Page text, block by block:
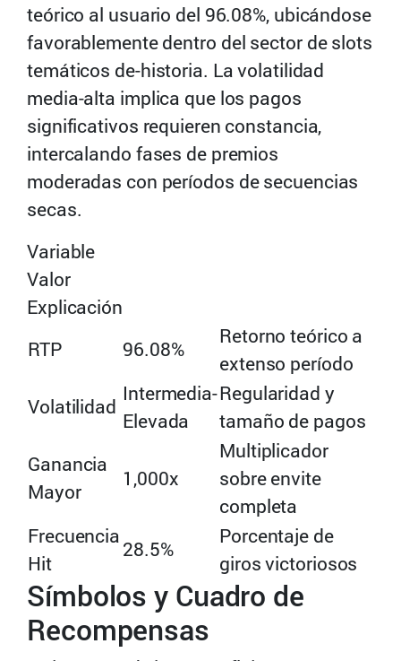
teórico al usuario del 96.08%, ubicándose
favorablemente dentro del sector de slots
temáticos de-historia. La volatilidad
media-alta implica que los pagos
significativos requieren constancia,
intercalando fases de premios
moderadas con períodos de secuencias
secas.
Variable
Valor
Explicación
RTP
96.08%
Retorno teórico a
extenso período
Volatilidad
Intermedia-
Elevada
Regularidad y
tamaño de pagos
Ganancia
Mayor
1,000x
Multiplicador
sobre envite
completa
Frecuencia
Hit
28.5%
Porcentaje de
giros victoriosos
Símbolos y Cuadro de
Recompensas